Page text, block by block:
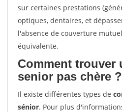
sur certaines prestations
optiques, dentaires, et
l'absence de couverture
équivalente.
Comment trouver
senior pas chère ?
Il existe différentes types de
sénior. Pour plus